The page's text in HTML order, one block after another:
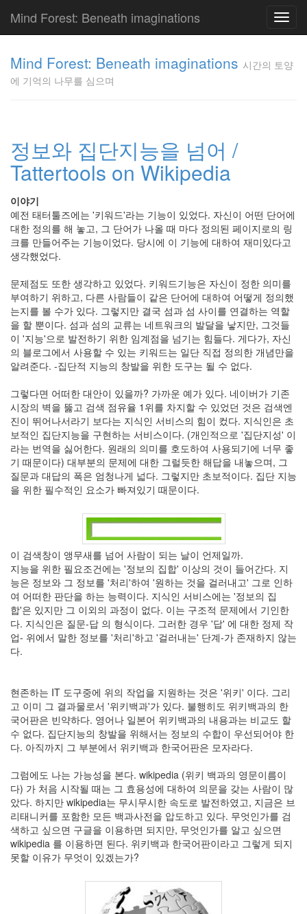
Mind Forest: Beneath imaginations
Mind Forest: Beneath imaginations 시간의 토양
에 기억의 나무를 심으며
정보와 집단지능을 넘어 /
Tattertools on Wikipedia
이야기
예전 태터툴즈에는 '키워드'라는 기능이 있었다. 자신이 어떤 단어에
대한 정의를 해 놓고, 그 단어가 나올 때 마다 정의된 페이지로의 링
크를 만들어주는 기능이었다. 당시에 이 기능에 대하여 재미있다고
생각했었다.
문제점도 또한 생각하고 있었다. 키워드기능은 자신이 정한 의미를
부여하기 위하고, 다른 사람들이 같은 단어에 대하여 어떻게 정의했
는지를 볼 수가 있다. 그렇지만 결국 섬과 섬 사이를 연결하는 역할
을 할 뿐이다. 섬과 섬의 교류는 네트워크의 발달을 낳지만, 그것들
이 '지능'으로 발전하기 위한 임계점을 넘기는 힘들다. 게다가, 자신
의 블로그에서 사용할 수 있는 키워드는 일단 직접 정의한 개념만을
알려준다. -집단적 지능의 창발을 위한 도구는 될 수 없다.
그렇다면 어떠한 대안이 있을까? 가까운 예가 있다. 네이버가 기존
시장의 벽을 뚫고 검색 점유율 1위를 차지할 수 있었던 것은 검색엔
진이 뛰어나서라기 보다는 지식인 서비스의 힘이 컸다. 지식인은 초
보적인 집단지능을 구현하는 서비스이다. (개인적으로 '집단지성' 이
라는 번역을 싫어한다. 원래의 의미를 호도하여 사용되기에 너무 좋
기 때문이다) 대부분의 문제에 대한 그럴듯한 해답을 내놓으며, 그
질문과 대답의 폭은 엄청나게 넓다. 그렇지만 초보적이다. 집단 지능
을 위한 필수적인 요소가 빠져있기 때문이다.
이 검색창이 앵무새를 넘어 사람이 되는 날이 언제일까.
지능을 위한 필요조건에는 '정보의 집합' 이상의 것이 들어간다. 지
능은 정보와 그 정보를 '처리'하여 '원하는 것을 걸러내고' 그로 인하
여 어떠한 판단을 하는 능력이다. 지식인 서비스에는 '정보의 집
합'은 있지만 그 이외의 과정이 없다. 이는 구조적 문제에서 기인한
다. 지식인은 질문-답 의 형식이다. 그러한 경우 '답' 에 대한 정제 작
업- 위에서 말한 정보를 '처리'하고 '걸러내는' 단계-가 존재하지 않는
다.
현존하는 IT 도구중에 위의 작업을 지원하는 것은 '위키' 이다. 그리
고 이미 그 결과물로서 '위키백과'가 있다. 불행히도 위키백과의 한
국어판은 빈약하다. 영어나 일본어 위키백과의 내용과는 비교도 할
수 없다. 집단지능의 창발을 위해서는 정보의 수합이 우선되어야 한
다. 아직까지 그 부분에서 위키백과 한국어판은 모자라다.
그럼에도 나는 가능성을 본다. wikipedia (위키 백과의 영문이름이
다) 가 처음 시작될 때는 그 효용성에 대하여 의문을 갖는 사람이 많
았다. 하지만 wikipedia는 무시무시한 속도로 발전하였고, 지금은 브
리태니커를 포함한 모든 백과사전을 압도하고 있다. 무엇인가를 검
색하고 싶으면 구글을 이용하면 되지만, 무엇인가를 알고 싶으면
wikipedia 를 이용하면 된다. 위키백과 한국어판이라고 그렇게 되지
못할 이유가 무엇이 있겠는가?
이
의
글
플
러
단
상
덕
질
의
[영
화]
인
사
이
드
아
LG
전
자
모
바
일
부
불
지
계
획
(1)
CODE
keyboard
MX
clear
어
계,
변
화,
슬
로
우
뉴
스
기
술,
세
상,
속